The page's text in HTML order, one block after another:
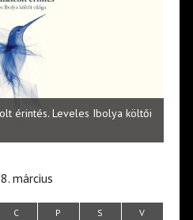
érintés. Leveles Ibolya költői
március
C P S V